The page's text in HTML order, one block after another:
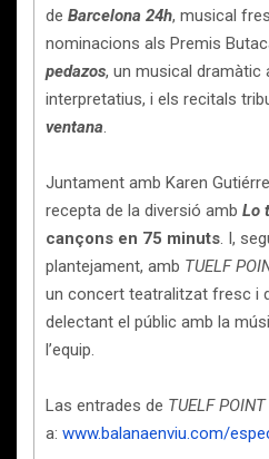
de Barcelona 24h, musical
nominacions als Premis
pedazos, un musical dramàtic
interpretatius, i els recitals
ventana.
Juntament amb Karen
recepta de la diversió amb Lo
cançons en 75 minuts. I,
plantejament, amb TUELF
un concert teatralitzat fresc i
delectant el públic amb la
l’equip.
Las entrades de TUELF POINT
a: www.balanaenviu.com/